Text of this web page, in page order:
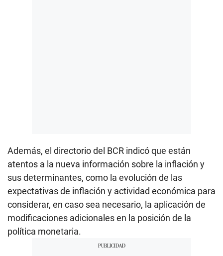
Además, el directorio del BCR indicó que están
atentos a la nueva información sobre la inflación y
sus determinantes, como la evolución de las
expectativas de inflación y actividad económica para
considerar, en caso sea necesario, la aplicación de
modificaciones adicionales en la posición de la
política monetaria.